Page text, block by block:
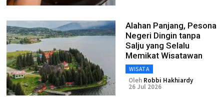
Alahan Panjang, Pesona
Negeri Dingin tanpa
Salju yang Selalu
Memikat Wisatawan
WISATA
Oleh Robbi Hakhiardy
26 Jul 2026